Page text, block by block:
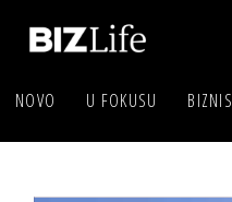
NOVO U FOKUSU BIZNIS